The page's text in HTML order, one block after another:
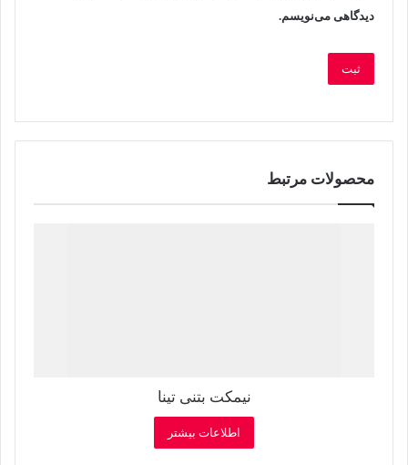
*
دیدگاهی می‌نویسم.
محصولات مرتبط
نیمکت بتنی تینا
اطلاعات بیشتر